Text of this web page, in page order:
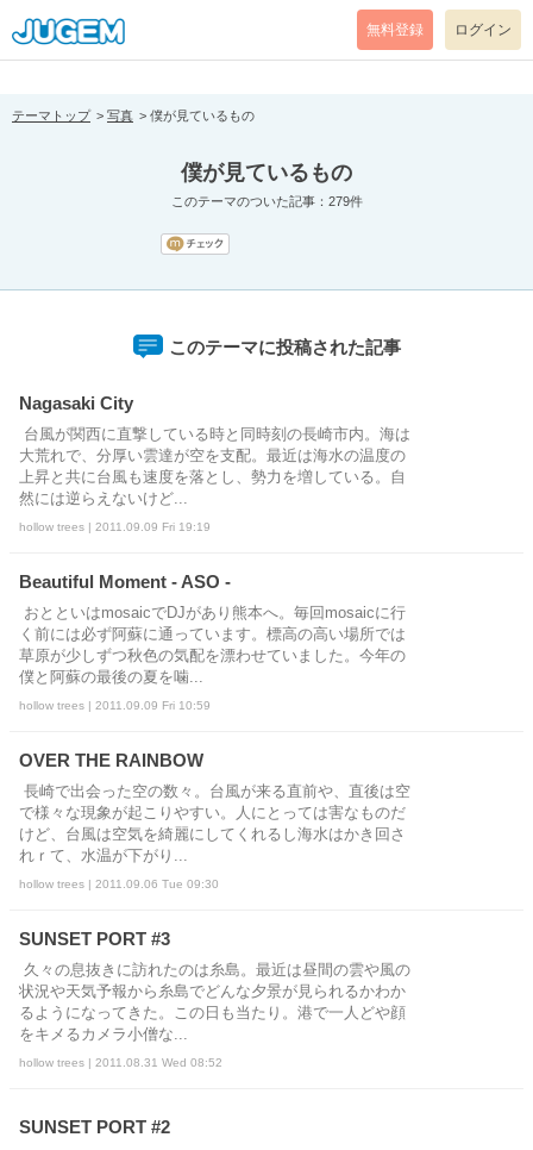
[pear_error: message="Success" code=0 mode=return level=notice
prefix="" info=""]
無料登録 ログイン
テーマトップ 写真 僕が見ているもの
僕が見ているもの
このテーマのついた記事：279件
このテーマに投稿された記事
Nagasaki City
台風が関西に直撃している時と同時刻の長崎市内。海は
大荒れで、分厚い雲達が空を支配。最近は海水の温度の
上昇と共に台風も速度を落とし、勢力を増している。自
然には逆らえないけど...
hollow trees | 2011.09.09 Fri 19:19
Beautiful Moment - ASO -
おとといはmosaicでDJがあり熊本へ。毎回mosaicに行
く前には必ず阿蘇に通っています。標高の高い場所では
草原が少しずつ秋色の気配を漂わせていました。今年の
僕と阿蘇の最後の夏を噛...
hollow trees | 2011.09.09 Fri 10:59
OVER THE RAINBOW
長崎で出会った空の数々。台風が来る直前や、直後は空
で様々な現象が起こりやすい。人にとっては害なものだ
けど、台風は空気を綺麗にしてくれるし海水はかき回さ
れｒて、水温が下がり...
hollow trees | 2011.09.06 Tue 09:30
SUNSET PORT #3
久々の息抜きに訪れたのは糸島。最近は昼間の雲や風の
状況や天気予報から糸島でどんな夕景が見られるかわか
るようになってきた。この日も当たり。港で一人どや顔
をキメるカメラ小僧な...
hollow trees | 2011.08.31 Wed 08:52
SUNSET PORT #2